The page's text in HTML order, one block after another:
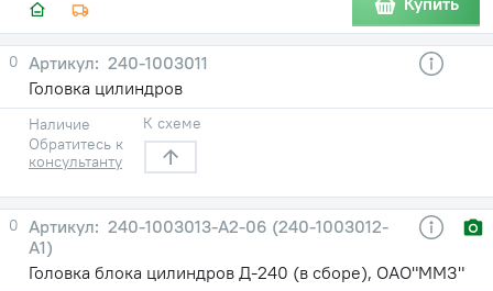
0
240-1003011
Головка цилиндров
Наличие
Обратитесь к
консультанту
К схеме
0
240-1003013-A2-06 (240-1003012-
А1)
Головка блока цилиндров Д-240 (в сборе), ОАО"ММЗ"